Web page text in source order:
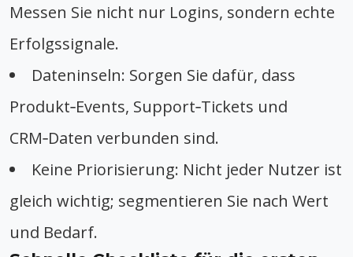
Messen Sie nicht nur Logins, sondern echte
Erfolgssignale.
Dateninseln: Sorgen Sie dafür, dass
Produkt‑Events, Support‑Tickets und
CRM‑Daten verbunden sind.
Keine Priorisierung: Nicht jeder Nutzer ist
gleich wichtig; segmentieren Sie nach Wert
und Bedarf.